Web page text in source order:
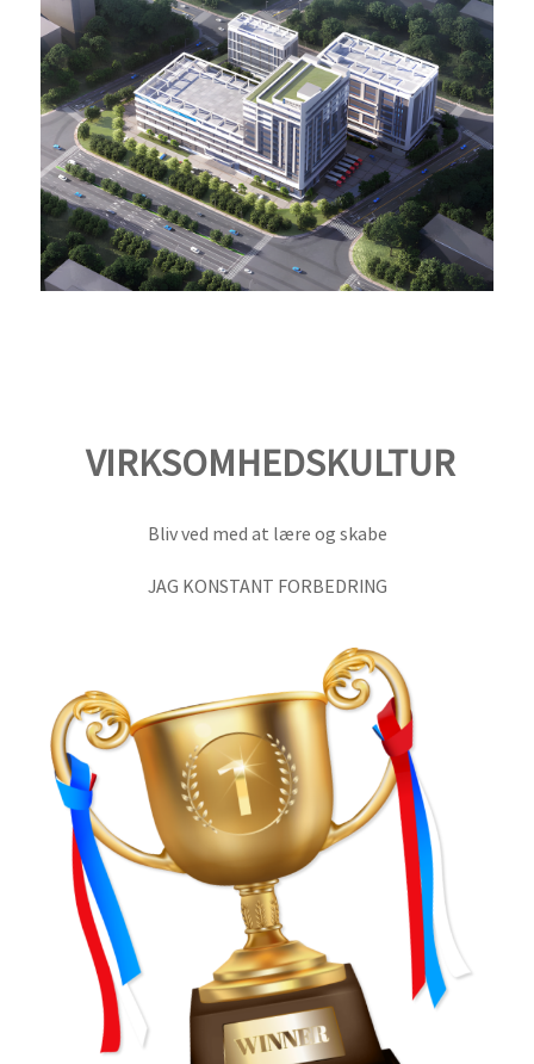
VIRKSOMHEDSKULTUR
Bliv ved med at lære og skabe
JAG KONSTANT FORBEDRING